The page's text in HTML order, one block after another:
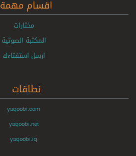
اقسام مهمة
مختارات
المكتبة الصوتية
ارسل استفتاءك
نطاقات
yaqoobi.com
yaqoobi.net
yaqoobi.iq